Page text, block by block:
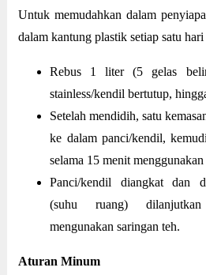
Untuk memudahkan dalam
dalam kantung plastik setiap satu
Rebus 1 liter (5 gelas
stainless/kendil bertutup,
Setelah mendidih, satu
ke dalam panci/kendil,
selama 15 menit
Panci/kendil diangkat dan
(suhu ruang)
mengunakan saringan teh.
Aturan Minum